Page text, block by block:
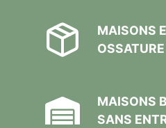
MAISONS
MAISONS
SANS